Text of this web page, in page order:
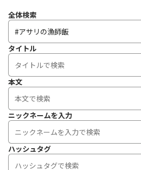
全体検索
タイトル
本文
ニックネームを入力
ハッシュタグ